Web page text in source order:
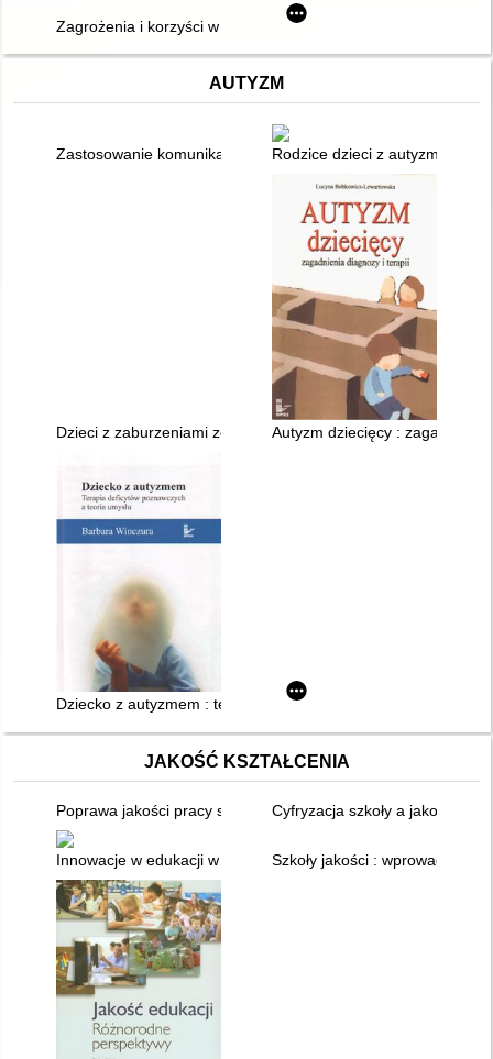
Zagrożenia i korzyści w pracy z komputerem i internetem :
AUTYZM
Zastosowanie komunikacji alternatywnej i wspomagającej w
Rodzice dzieci z autyzmem
Dzieci z zaburzeniami ze spektrum autyzmu
Autyzm dziecięcy :
Dziecko z autyzmem : terapia deficytów poznawczych a teoria
JAKOŚĆ KSZTAŁCENIA
Poprawa jakości pracy szkoły : program Smart, komponent
Cyfryzacja szkoły a jakość
Innowacje w edukacji w perspektywie jakości kształcenia
Szkoły jakości :